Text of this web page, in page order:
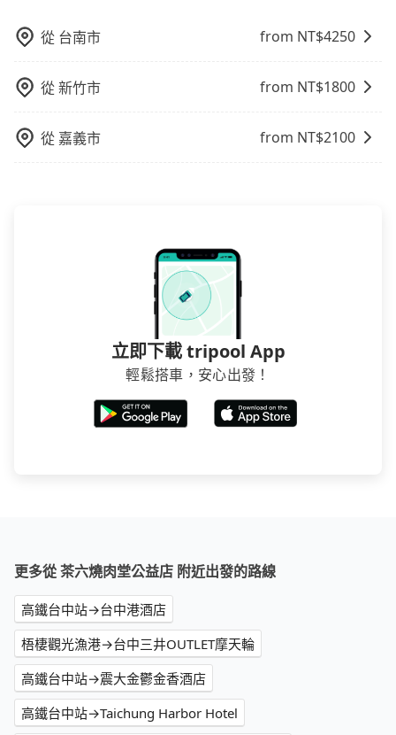
從 台南市 from NT$4250
從新竹市 from NT$1800
從 嘉義市 from NT$2100
立即下載 tripool App
輕鬆搭車，安心出發！
更多從 茶六燒肉堂公益店 附近出發的路線
高鐵台中站→台中港酒店
梧棲觀光漁港→台中三井OUTLET摩天輪
高鐵台中站→震大金鬱金香酒店
高鐵台中站→Taichung Harbor Hotel